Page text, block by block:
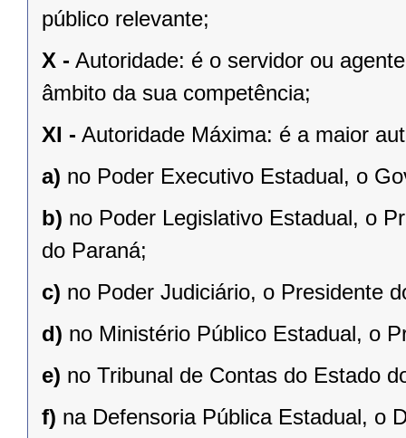
público relevante;
X - Autoridade: é o servidor ou
âmbito da sua competência;
XI - Autoridade Máxima: é a maior
a) no Poder Executivo Estadual, o
b) no Poder Legislativo Estadual, o
do Paraná;
c) no Poder Judiciário, o Presidente
d) no Ministério Público Estadual, o
e) no Tribunal de Contas do Estado
f) na Defensoria Pública Estadual, o